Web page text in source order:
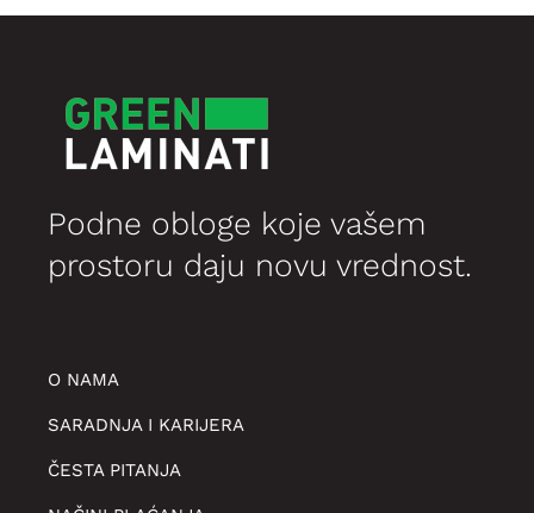
Podne obloge koje vašem
prostoru daju novu vrednost.
O NAMA
SARADNJA I KARIJERA
ČESTA PITANJA